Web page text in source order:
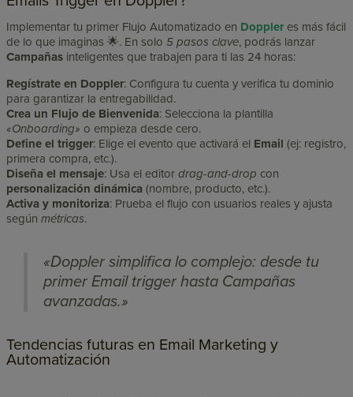
Implementar tu primer Flujo Automatizado en Doppler es más fácil
de lo que imaginas 🌟. En solo 5 pasos clave, podrás lanzar
Campañas inteligentes que trabajen para ti las 24 horas:
Regístrate en Doppler: Configura tu cuenta y verifica tu dominio
para garantizar la entregabilidad.
Crea un Flujo de Bienvenida: Selecciona la plantilla
«Onboarding» o empieza desde cero.
Define el trigger: Elige el evento que activará el Email (ej: registro,
primera compra, etc.).
Diseña el mensaje: Usa el editordrag-and-drop con
personalización dinámica (nombre, producto, etc.).
Activa y monitoriza: Prueba el flujo con usuarios reales y ajusta
segúnmétricas.
«Doppler simplifica lo complejo: desde tu
primer Email trigger hasta Campañas
avanzadas.»
Tendencias futuras en Email Marketing y
Automatización